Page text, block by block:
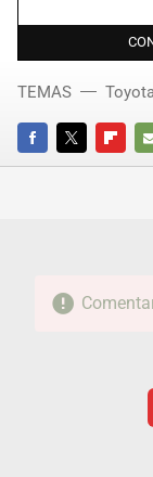
FACEBOOKTWITTER
TEMAS